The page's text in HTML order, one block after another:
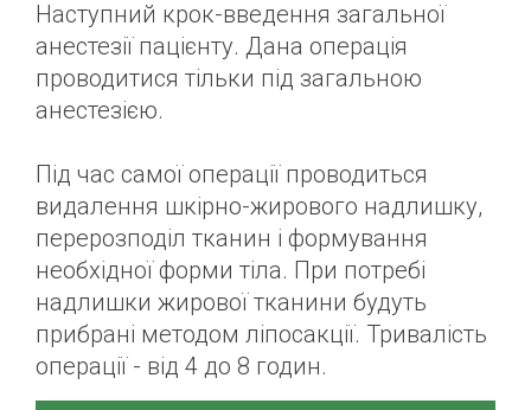
Наступний крок-введення загальної
анестезії пацієнту. Дана операція
проводитися тільки під загальною
анестезією.
Під час самої операції проводиться
видалення шкірно-жирового надлишку,
перерозподіл тканин і формування
необхідної форми тіла. При потребі
надлишки жирової тканини будуть
прибрані методом ліпосакції. Тривалість
операції - від 4 до 8 годин.